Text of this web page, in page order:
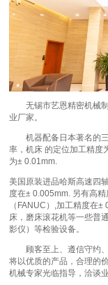
无锡市艺恩精密机械
业厂家。
机器配备日本著名的
率，机床 的定位加工精度
为± 0.01mm.
美国原装进品哈斯高速四
度在± 0.005mm. 另有高
（FANUC）,加工精度在
床，磨床滚花机等一些普
影仪）等检验设备。
顾客至上、遵信守约
将以优质的产品，合理的
机械专家光临指导，洽谈